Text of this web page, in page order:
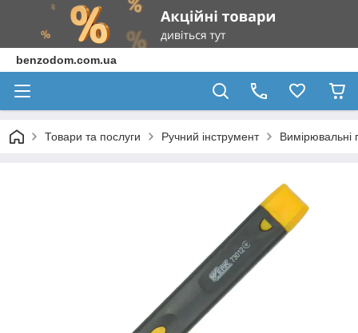
benzodom.com.ua
Товари та послуги Ручний інструмент Вимірювальні